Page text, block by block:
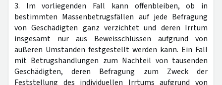
3. Im vorliegenden Fall kann offenbleiben, ob in
bestimmten Massenbetrugsfällen auf jede Befragung
von Geschädigten ganz verzichtet und deren Irrtum
insgesamt nur aus Beweisschlüssen aufgrund von
äußeren Umständen festgestellt werden kann. Ein Fall
mit Betrugshandlungen zum Nachteil von tausenden
Geschädigten, deren Befragung zum Zweck der
Feststellung des individuellen Irrtums aufgrund von